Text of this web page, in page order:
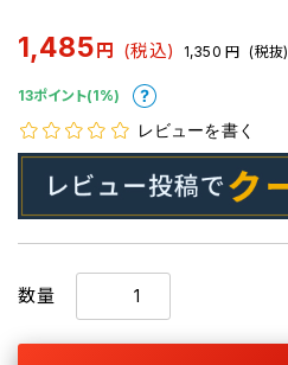
1,485 円 (税込) 1,350 円 (税抜)
13ポイント(1%)
レビューを書く
数量